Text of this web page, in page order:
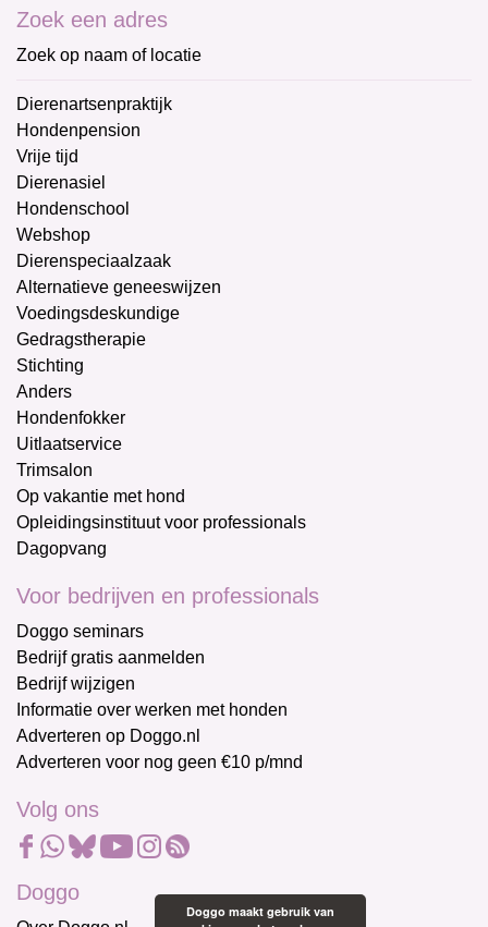
Zoek een adres
Zoek op naam of locatie
Dierenartsenpraktijk
Hondenpension
Vrije tijd
Dierenasiel
Hondenschool
Webshop
Dierenspeciaalzaak
Alternatieve geneeswijzen
Voedingsdeskundige
Gedragstherapie
Stichting
Anders
Hondenfokker
Uitlaatservice
Trimsalon
Op vakantie met hond
Opleidingsinstituut voor professionals
Dagopvang
Voor bedrijven en professionals
Doggo seminars
Bedrijf gratis aanmelden
Bedrijf wijzigen
Informatie over werken met honden
Adverteren op Doggo.nl
Adverteren voor nog geen €10 p/mnd
Volg ons
Doggo
Doggo maakt gebruik van